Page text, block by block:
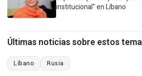
institucional" en Líbano
Últimas noticias sobre estos
Líbano Rusia